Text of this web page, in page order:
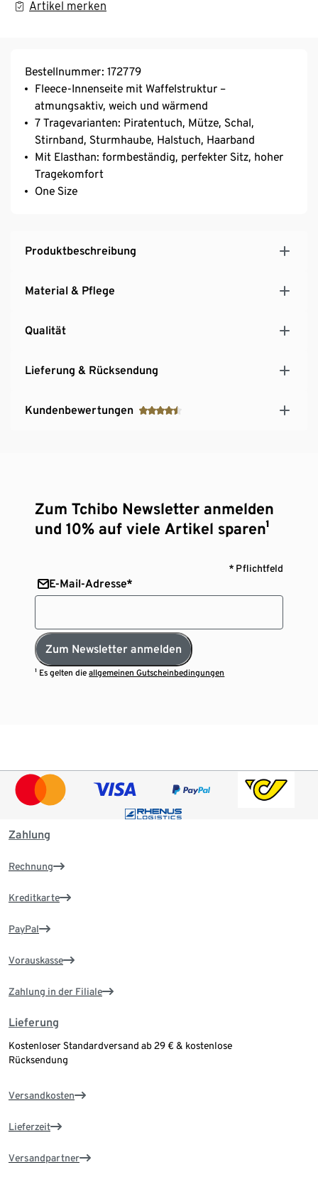
Artikel merken
Bestellnummer: 172779
Fleece-Innenseite mit Waffelstruktur –
atmungsaktiv, weich und wärmend
7 Tragevarianten: Piratentuch, Mütze, Schal,
Stirnband, Sturmhaube, Halstuch, Haarband
Mit Elasthan: formbeständig, perfekter Sitz, hoher
Tragekomfort
One Size
Produktbeschreibung
Material & Pflege
Qualität
Lieferung & Rücksendung
Kundenbewertungen
Zum Tchibo Newsletter anmelden
und 10% auf viele Artikel sparen¹
* Pflichtfeld
E-Mail-Adresse*
Zum Newsletter anmelden
¹ Es gelten dieallgemeinen Gutscheinbedingungen
Zahlung
Rechnung
Kreditkarte
PayPal
Vorauskasse
Zahlung in der Filiale
Lieferung
Kostenloser Standardversand ab 29 € & kostenlose
Rücksendung
Versandkosten
Lieferzeit
Versandpartner